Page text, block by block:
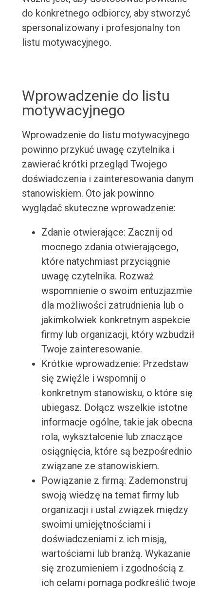
do konkretnego odbiorcy, aby stworzyć
spersonalizowany i profesjonalny ton
listu motywacyjnego.
Wprowadzenie do listu
motywacyjnego
Wprowadzenie do listu motywacyjnego
powinno przykuć uwagę czytelnika i
zawierać krótki przegląd Twojego
doświadczenia i zainteresowania danym
stanowiskiem. Oto jak powinno
wyglądać skuteczne wprowadzenie:
Zdanie otwierające: Zacznij od
mocnego zdania otwierającego,
które natychmiast przyciągnie
uwagę czytelnika. Rozważ
wspomnienie o swoim entuzjazmie
dla możliwości zatrudnienia lub o
jakimkolwiek konkretnym aspekcie
firmy lub organizacji, który wzbudził
Twoje zainteresowanie.
Krótkie wprowadzenie: Przedstaw
się zwięźle i wspomnij o
konkretnym stanowisku, o które się
ubiegasz. Dołącz wszelkie istotne
informacje ogólne, takie jak obecna
rola, wykształcenie lub znaczące
osiągnięcia, które są bezpośrednio
związane ze stanowiskiem.
Powiązanie z firmą: Zademonstruj
swoją wiedzę na temat firmy lub
organizacji i ustal związek między
swoimi umiejętnościami i
doświadczeniami z ich misją,
wartościami lub branżą. Wykazanie
się zrozumieniem i zgodnością z
ich celami pomaga podkreślić twoje